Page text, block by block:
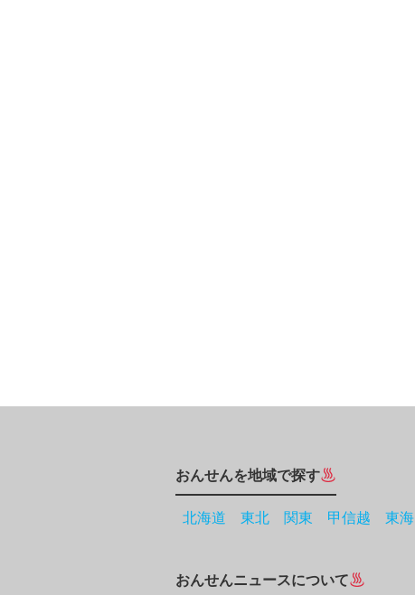
おんせんを地域で探す
北海道 東北 関東 甲信越 東海
おんせんニュースについて